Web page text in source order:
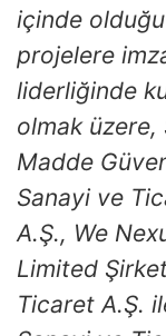
içinde
projelere
liderliğinde
olmak üzere,
Madde
Sanayi ve
A.Ş., We
Limited
Ticaret A.Ş.